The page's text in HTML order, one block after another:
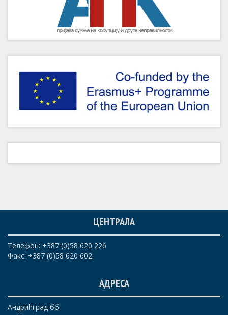
ЦЕНТРАЛА
Телефон: +387 (0)58 620 226
Факс: +387 (0)58 620 602
АДРЕСА
Андрићград бб